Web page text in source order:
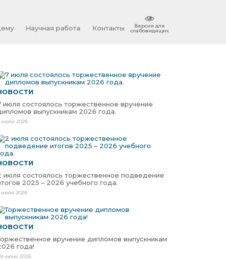
Научная работа Контакты Версия для
слабовидящих
июля состоялось торжественное вручение
выпускникам 2026 года.
июля 2026
июля состоялось торжественное подведение
2025 – 2026 учебного года.
июля 2026
вручение дипломов выпускникам
года!
июня 2026